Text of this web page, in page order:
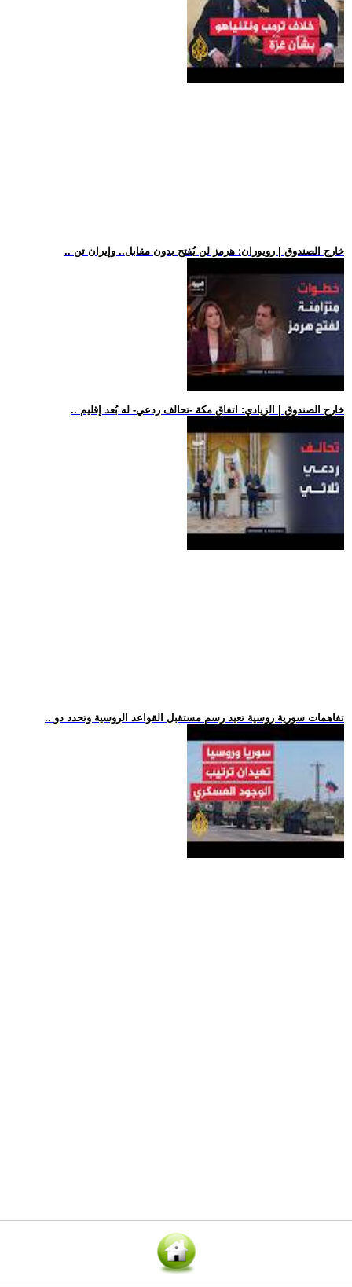
.. خارج الصندوق | رويوران: هرمز لن يُفتح بدون مقابل.. وإيران تن
.. خارج الصندوق | الزيادي: اتفاق مكة -تحالف ردعي- له بُعد إقليم
.. تفاهمات سورية روسية تعيد رسم مستقبل القواعد الروسية وتحدد دو